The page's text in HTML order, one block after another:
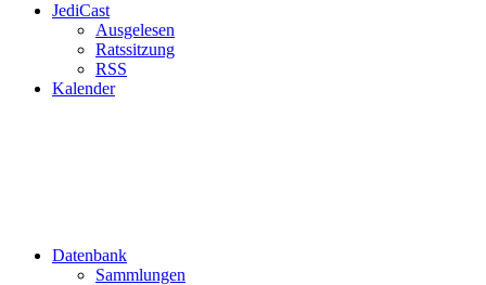
JediCast
Ausgelesen
Ratssitzung
RSS
Kalender
Datenbank
Sammlungen